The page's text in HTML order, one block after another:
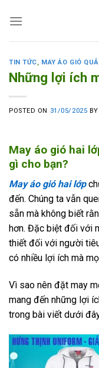
TIN TỨC, MAY ÁO GIÓ
Những lợi ích
POSTED ON 31/05/2025 BY
May áo gió hai
gì cho bạn?
May áo gió hai lớp
đến. Chúng ta vẫn
sẵn mà không biết
hơn. Đặc biệt đối với
thiết đối với người
có nhiều lợi ích mà
Vì sao nên đặt may
mang đến những lợi
trong bài viết dưới